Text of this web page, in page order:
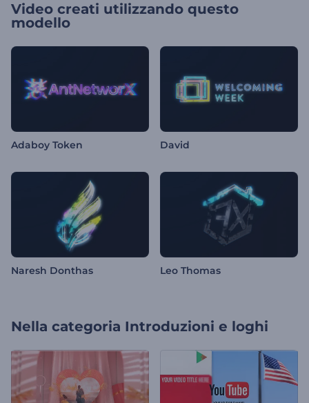
Video creati utilizzando questo
modello
Adaboy Token David
Naresh Donthas Leo Thomas
Nella categoria Introduzioni e loghi